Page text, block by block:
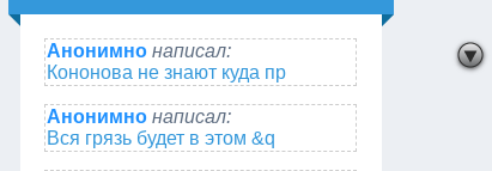
Анонимно написал:
Кононова не знают куда пр
Анонимно написал:
Вся грязь будет в этом &q